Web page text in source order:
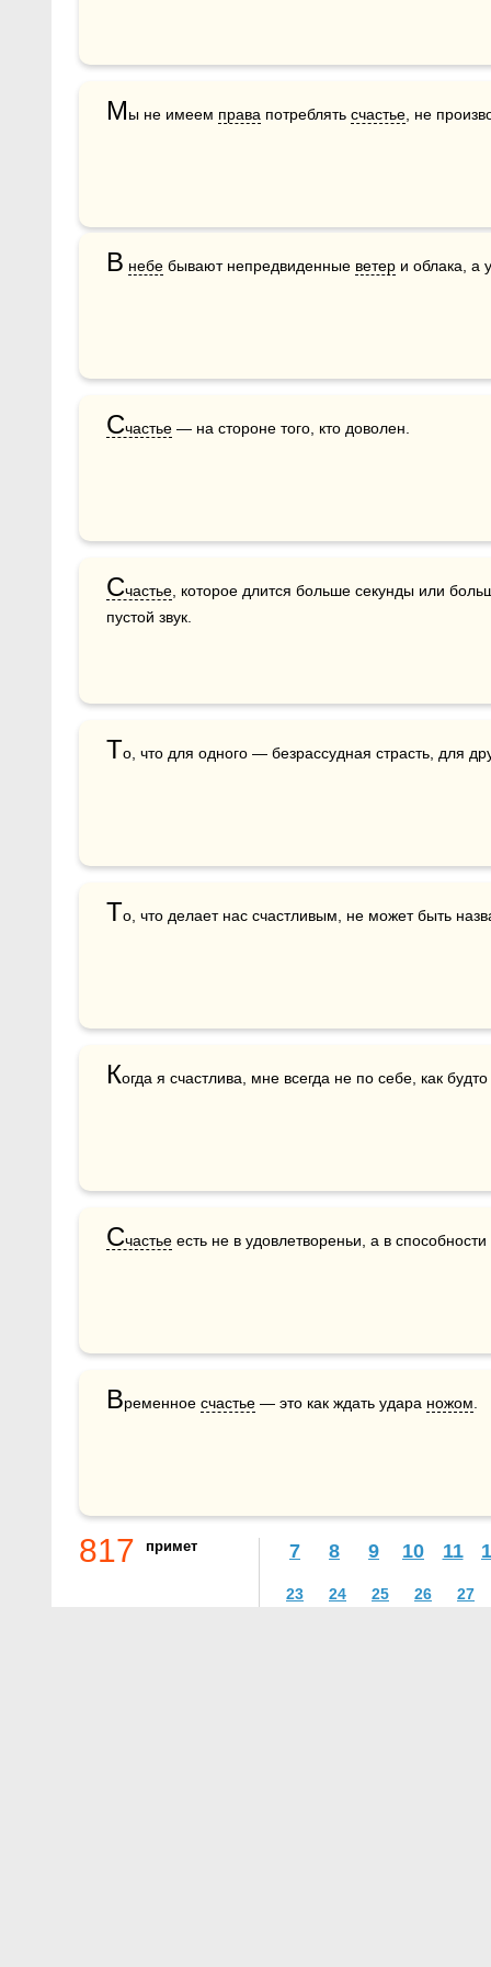
Мы не имеем права потреблять счастье , не
В небе бывают непредвиденные ветер и облака, а
Счастье — на стороне того, кто доволен.
Счастье , которое длится больше секунды или
пустой звук.
То, что для одного — безрассудная страсть, для
То, что делает нас счастливым, не может быть
Когда я счастлива, мне всегда не по себе, как
Счастье есть не в удовлетвореньи, а в
Временное счастье — это как ждать удара ножом
817 примет 7 8 9 10 11
23 24 25 26 27